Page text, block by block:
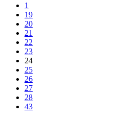
1
19
20
21
22
23
24
25
26
27
28
43